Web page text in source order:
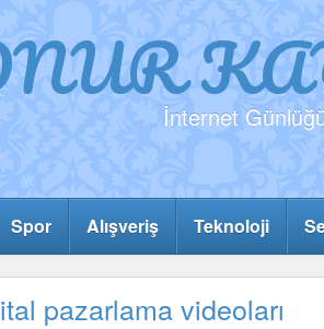
İnternet
Spor Alışveriş Teknoloji
pazarlama videoları